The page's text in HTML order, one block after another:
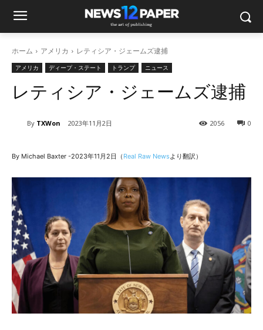
ホーム アメリカ レティシア・ジェームズ逮捕
アメリカ ディープ・ステート トランプ ニュース
レティシア・ジェームズ逮捕
By TXWon 2023年11月2日 0
2056
By Michael Baxter -2023年11月2日（ Real Raw Newsより翻訳）